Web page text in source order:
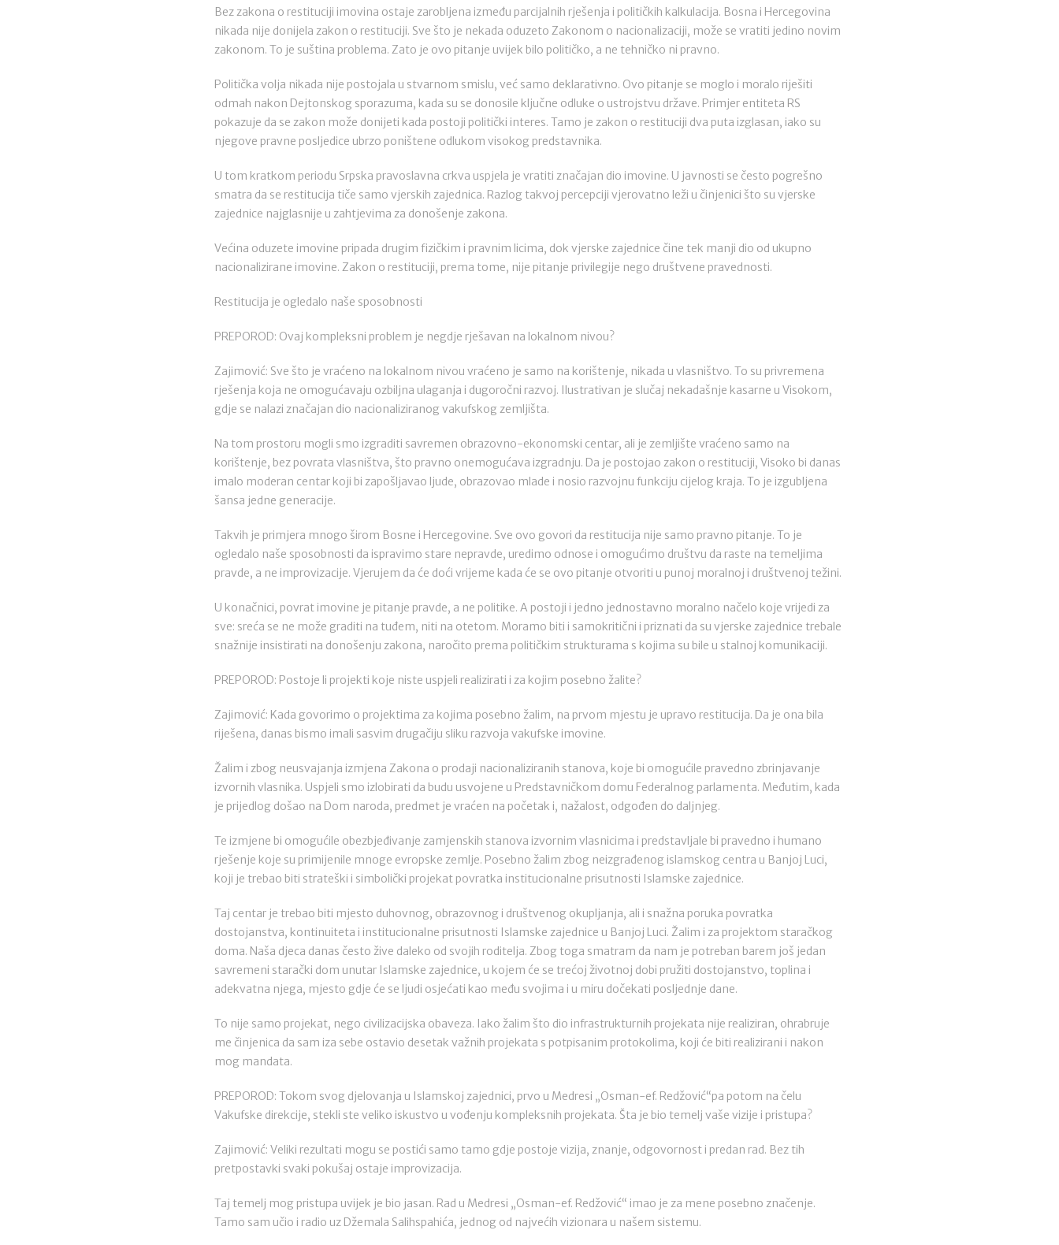
Bez zakona o restituciji imovina ostaje zarobljena između parcijalnih rješenja i političkih kalkulacija. Bosna i Hercegovina
nikada nije donijela zakon o restituciji. Sve što je nekada oduzeto Zakonom o nacionalizaciji, može se vratiti jedino novim
zakonom. To je suština problema. Zato je ovo pitanje uvijek bilo političko, a ne tehničko ni pravno.
Politička volja nikada nije postojala u stvarnom smislu, već samo deklarativno. Ovo pitanje se moglo i moralo riješiti
odmah nakon Dejtonskog sporazuma, kada su se donosile ključne odluke o ustrojstvu države. Primjer entiteta RS
pokazuje da se zakon može donijeti kada postoji politički interes. Tamo je zakon o restituciji dva puta izglasan, iako su
njegove pravne posljedice ubrzo poništene odlukom visokog predstavnika.
U tom kratkom periodu Srpska pravoslavna crkva uspjela je vratiti značajan dio imovine. U javnosti se često pogrešno
smatra da se restitucija tiče samo vjerskih zajednica. Razlog takvoj percepciji vjerovatno leži u činjenici što su vjerske
zajednice najglasnije u zahtjevima za donošenje zakona.
Većina oduzete imovine pripada drugim fizičkim i pravnim licima, dok vjerske zajednice čine tek manji dio od ukupno
nacionalizirane imovine. Zakon o restituciji, prema tome, nije pitanje privilegije nego društvene pravednosti.
Restitucija je ogledalo naše sposobnosti
PREPOROD: Ovaj kompleksni problem je negdje rješavan na lokalnom nivou?
Zajimović: Sve što je vraćeno na lokalnom nivou vraćeno je samo na korištenje, nikada u vlasništvo. To su privremena
rješenja koja ne omogućavaju ozbiljna ulaganja i dugoročni razvoj. Ilustrativan je slučaj nekadašnje kasarne u Visokom,
gdje se nalazi značajan dio nacionaliziranog vakufskog zemljišta.
Na tom prostoru mogli smo izgraditi savremen obrazovno-ekonomski centar, ali je zemljište vraćeno samo na
korištenje, bez povrata vlasništva, što pravno onemogućava izgradnju. Da je postojao zakon o restituciji, Visoko bi danas
imalo moderan centar koji bi zapošljavao ljude, obrazovao mlade i nosio razvojnu funkciju cijelog kraja. To je izgubljena
šansa jedne generacije.
Takvih je primjera mnogo širom Bosne i Hercegovine. Sve ovo govori da restitucija nije samo pravno pitanje. To je
ogledalo naše sposobnosti da ispravimo stare nepravde, uredimo odnose i omogućimo društvu da raste na temeljima
pravde, a ne improvizacije. Vjerujem da će doći vrijeme kada će se ovo pitanje otvoriti u punoj moralnoj i društvenoj težini.
U konačnici, povrat imovine je pitanje pravde, a ne politike. A postoji i jedno jednostavno moralno načelo koje vrijedi za
sve: sreća se ne može graditi na tuđem, niti na otetom. Moramo biti i samokritični i priznati da su vjerske zajednice trebale
snažnije insistirati na donošenju zakona, naročito prema političkim strukturama s kojima su bile u stalnoj komunikaciji.
PREPOROD: Postoje li projekti koje niste uspjeli realizirati i za kojim posebno žalite?
Zajimović: Kada govorimo o projektima za kojima posebno žalim, na prvom mjestu je upravo restitucija. Da je ona bila
riješena, danas bismo imali sasvim drugačiju sliku razvoja vakufske imovine.
Žalim i zbog neusvajanja izmjena Zakona o prodaji nacionaliziranih stanova, koje bi omogućile pravedno zbrinjavanje
izvornih vlasnika. Uspjeli smo izlobirati da budu usvojene u Predstavničkom domu Federalnog parlamenta. Međutim, kada
je prijedlog došao na Dom naroda, predmet je vraćen na početak i, nažalost, odgođen do daljnjeg.
Te izmjene bi omogućile obezbjeđivanje zamjenskih stanova izvornim vlasnicima i predstavljale bi pravedno i humano
rješenje koje su primijenile mnoge evropske zemlje. Posebno žalim zbog neizgrađenog islamskog centra u Banjoj Luci,
koji je trebao biti strateški i simbolički projekat povratka institucionalne prisutnosti Islamske zajednice.
Taj centar je trebao biti mjesto duhovnog, obrazovnog i društvenog okupljanja, ali i snažna poruka povratka
dostojanstva, kontinuiteta i institucionalne prisutnosti Islamske zajednice u Banjoj Luci. Žalim i za projektom staračkog
doma. Naša djeca danas često žive daleko od svojih roditelja. Zbog toga smatram da nam je potreban barem još jedan
savremeni starački dom unutar Islamske zajednice, u kojem će se trećoj životnoj dobi pružiti dostojanstvo, toplina i
adekvatna njega, mjesto gdje će se ljudi osjećati kao među svojima i u miru dočekati posljednje dane.
To nije samo projekat, nego civilizacijska obaveza. Iako žalim što dio infrastrukturnih projekata nije realiziran, ohrabruje
me činjenica da sam iza sebe ostavio desetak važnih projekata s potpisanim protokolima, koji će biti realizirani i nakon
mog mandata.
PREPOROD: Tokom svog djelovanja u Islamskoj zajednici, prvo u Medresi „Osman-ef. Redžović“pa potom na čelu
Vakufske direkcije, stekli ste veliko iskustvo u vođenju kompleksnih projekata. Šta je bio temelj vaše vizije i pristupa?
Zajimović: Veliki rezultati mogu se postići samo tamo gdje postoje vizija, znanje, odgovornost i predan rad. Bez tih
pretpostavki svaki pokušaj ostaje improvizacija.
Taj temelj mog pristupa uvijek je bio jasan. Rad u Medresi „Osman-ef. Redžović“ imao je za mene posebno značenje.
Tamo sam učio i radio uz Džemala Salihspahića, jednog od najvećih vizionara u našem sistemu.